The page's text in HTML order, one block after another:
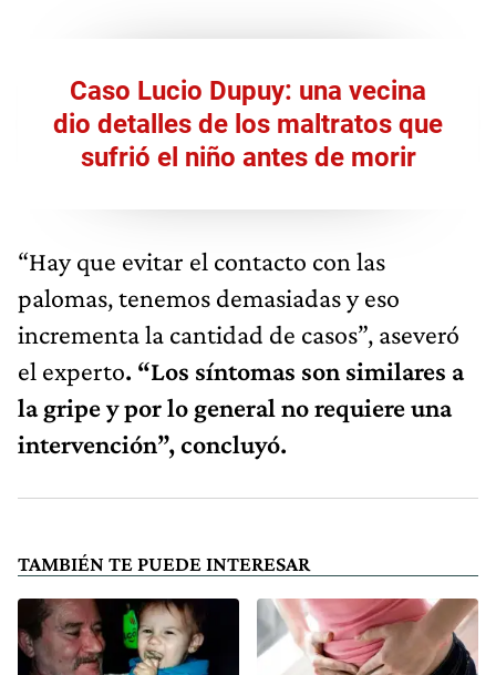
Caso Lucio Dupuy: una vecina
dio detalles de los maltratos que
sufrió el niño antes de morir
“Hay que evitar el contacto con las
palomas, tenemos demasiadas y eso
incrementa la cantidad de casos”, aseveró
el experto. “Los síntomas son similares a
la gripe y por lo general no requiere una
intervención”, concluyó.
TAMBIÉN TE PUEDE INTERESAR